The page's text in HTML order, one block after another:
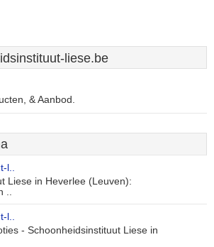
liese.be
& Aanbod.
l..
Liese in Heverlee (Leuven):
..
l..
- Schoonheidsinstituut Liese in